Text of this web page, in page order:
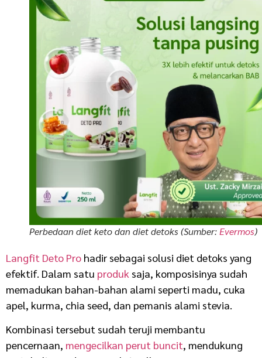
Perbedaan diet keto dan diet detoks (Sumber:Evermos)
Langfit Deto Pro hadir sebagai solusi diet detoks yang
efektif. Dalam satu produk saja, komposisinya sudah
memadukan bahan-bahan alami seperti madu, cuka
apel, kurma, chia seed, dan pemanis alami stevia.
Kombinasi tersebut sudah teruji membantu
pencernaan, mengecilkan perut buncit, mendukung